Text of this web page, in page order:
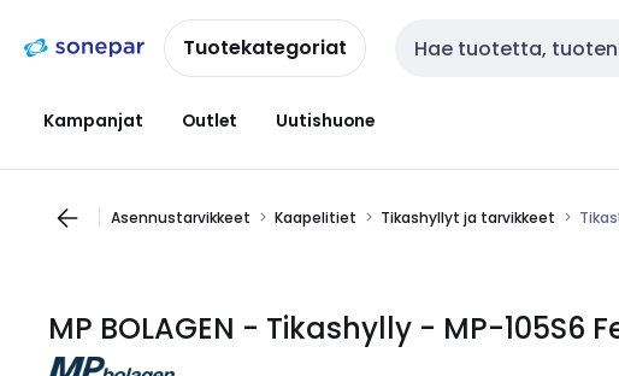
navigointiinsisältöönTuotekategoriat Haku
Kampanjat Outlet Uutishuone
Asennustarvikkeet Kaapelitiet Tikashyllyt ja tarvikkeet
MP BOLAGEN - Tikashylly - MP-105S6